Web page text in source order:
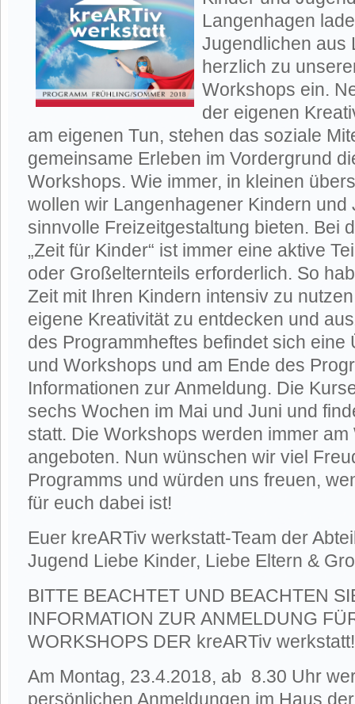
Langenhagen
Jugendlichen aus
herzlich zu
Workshops ein.
der eigenen
am eigenen Tun, stehen das soziale
gemeinsame Erleben im Vordergrund
Workshops. Wie immer, in kleinen
wollen wir Langenhagener Kindern und
sinnvolle Freizeitgestaltung bieten. Bei
„Zeit für Kinder“ ist immer eine aktive
oder Großelternteils erforderlich. So
Zeit mit Ihren Kindern intensiv zu
eigene Kreativität zu entdecken und
des Programmheftes befindet sich eine
und Workshops und am Ende des
Informationen zur Anmeldung. Die
sechs Wochen im Mai und Juni und
statt. Die Workshops werden immer
angeboten. Nun wünschen wir viel
Programms und würden uns freuen,
für euch dabei ist!
Euer kreARTiv werkstatt-Team der
Jugend Liebe Kinder, Liebe Eltern &
BITTE BEACHTET UND BEACHTEN
INFORMATION ZUR ANMELDUNG
WORKSHOPS DER kreARTiv werkstatt!
Am Montag, 23.4.2018, ab 8.30 Uhr
persönlichen Anmeldungen im Haus